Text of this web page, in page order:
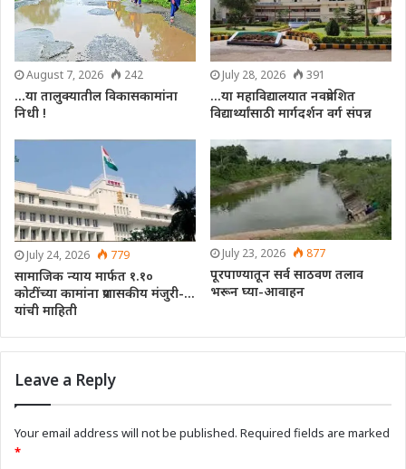
August 7, 2026 242
…या तालुक्यातील विकासकामांना
निधी !
July 28, 2026 391
…या महाविद्यालयात नवप्रवेशित
विद्यार्थ्यांसाठी मार्गदर्शन वर्ग संपन्न
July 24, 2026 779
सामाजिक न्याय मार्फत १.१०
कोटींच्या कामांना प्रशासकीय मंजुरी-…
यांची माहिती
July 23, 2026 877
पूरपाण्यातून सर्व साठवण तलाव
भरून घ्या-आवाहन
Leave a Reply
Your email address will not be published. Required fields are marked
*